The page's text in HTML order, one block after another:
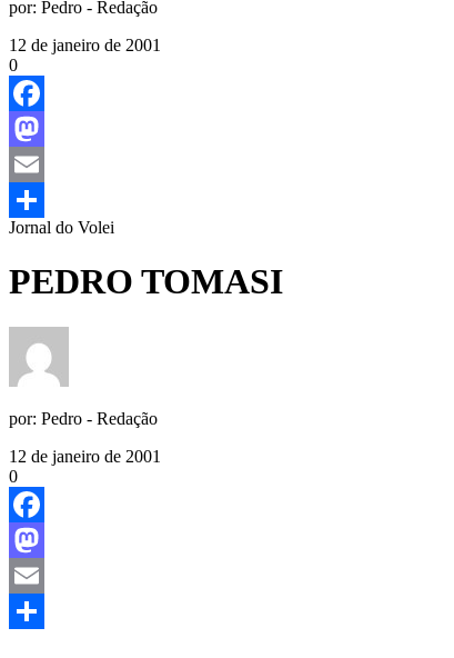
por: Pedro - Redação
12 de janeiro de 2001
0
Facebook
Mastodon
Email
Share
Jornal do Volei
PEDRO TOMASI
por: Pedro - Redação
12 de janeiro de 2001
0
Facebook
Mastodon
Email